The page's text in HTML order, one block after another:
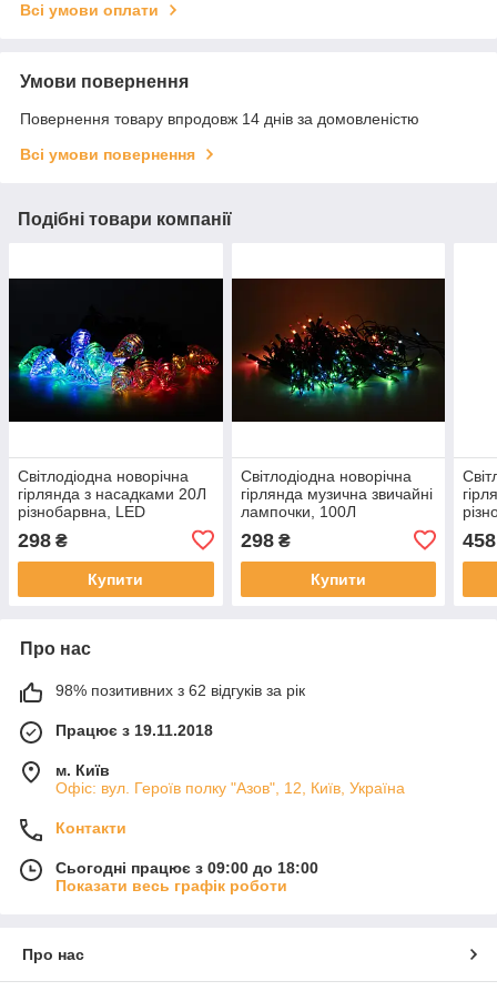
Всі умови оплати
Умови повернення
Повернення товару впродовж 14 днів за домовленістю
Всі умови повернення
Подібні товари компанії
Світлодіодна новорічна
гірлянда з насадками 20Л
різнобарвна, LED
298 ₴
Купити
Світлодіодна новорічна
гірлянда музична звичайні
лампочки, 100Л
(350568)
298₴
Купити
458
Про нас
98% позитивних з 62 відгуків за рік
Працює з 19.11.2018
м. Київ
Офіс: вул. Героїв полку "Азов", 12, Київ, Україна
Контакти
Сьогодні працює з 09:00 до 18:00
Показати весь графік роботи
Про нас